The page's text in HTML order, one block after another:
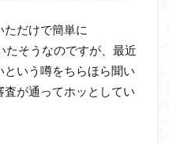
だけで簡単に
たそうなのですが、最近
いう噂をちらほら聞い
が通ってホッとしてい